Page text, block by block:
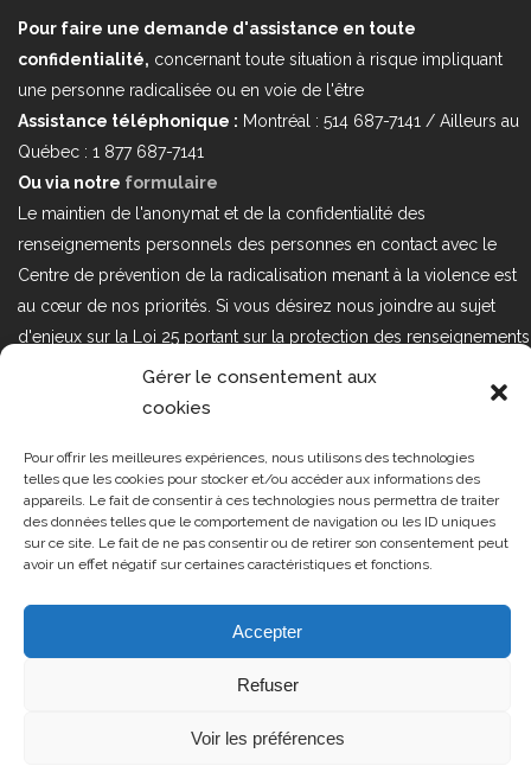
Gérer le consentement aux
cookies
Pour offrir les meilleures expériences, nous utilisons des technologies
telles que les cookies pour stocker et/ou accéder aux informations des
appareils. Le fait de consentir à ces technologies nous permettra de traiter
des données telles que le comportement de navigation ou les ID uniques
sur ce site. Le fait de ne pas consentir ou de retirer son consentement peut
avoir un effet négatif sur certaines caractéristiques et fonctions.
Accepter
Refuser
Voir les préférences
Pour faire une demande d'assistance en toute
confidentialité, concernant toute situation à risque impliquant
une personne radicalisée ou en voie de l'être
Assistance téléphonique : Montréal : 514 687-7141 / Ailleurs au
Québec : 1 877 687-7141
Ou via notre formulaire
Le maintien de l'anonymat et de la confidentialité des
renseignements personnels des personnes en contact avec le
Centre de prévention de la radicalisation menant à la violence est
au cœur de nos priorités. Si vous désirez nous joindre au sujet
d'enjeux sur la Loi 25 portant sur la protection des renseignements
personnels dans le secteur privé, veuillez communiquer avec
nous à l'adresse courriel suivant : loi25@cprmv.org Pour en savoir
Tous droits réservés @2019 CPRMV
| Centre de prévention de la
radicalisation menant à la violence
(CPRMV)